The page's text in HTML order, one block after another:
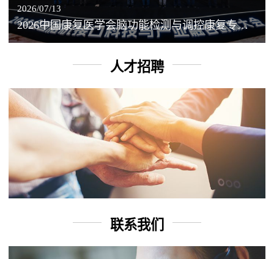
2026/07/13
2026中国康复医学会脑功能检测与调控康复专业委员会学术年会丨脑客中国：脑机接口——EEG驱动TMS闭环调控工作坊
人才招聘
联系我们